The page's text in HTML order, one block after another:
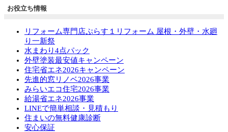
お役立ち情報
リフォーム専門店ぷらす１リフォーム 屋根・外壁・水廻
り一新祭
水まわり4点パック
外壁塗装最安値キャンペーン
住宅省エネ2026キャンペーン
先進的窓リノベ2026事業
みらいエコ住宅2026事業
給湯省エネ2026事業
LINEで簡単相談・見積もり
住まいの無料健康診断
安心保証